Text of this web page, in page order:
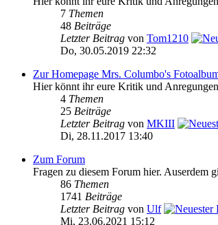
7 Themen
48 Beiträge
Letzter Beitrag von Tom1210
Do, 30.05.2019 22:32
Zur Homepage Mrs. Columbo's
Hier könnt ihr eure Kritik und
4 Themen
25 Beiträge
Letzter Beitrag von MKIII
Di, 28.11.2017 13:40
Zum Forum
Fragen zu diesem Forum hier. Auserdem
86 Themen
1741 Beiträge
Letzter Beitrag von Ulf
Mi, 23.06.2021 15:12